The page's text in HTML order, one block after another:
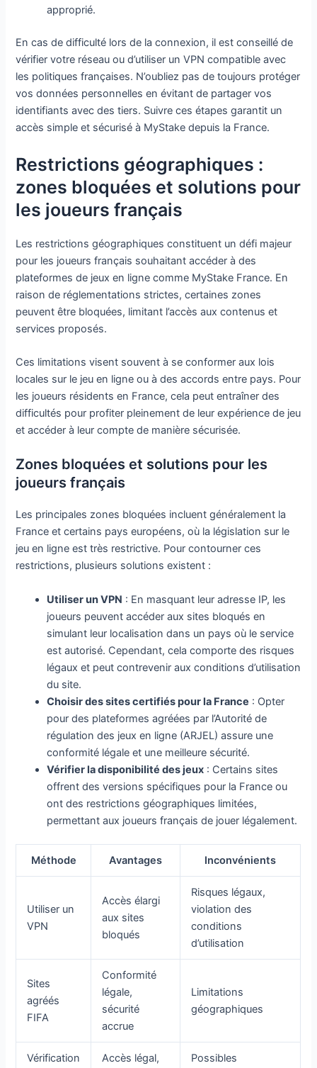
approprié.
En cas de difficulté lors de la connexion, il est conseillé de
vérifier votre réseau ou d’utiliser un VPN compatible avec
les politiques françaises. N’oubliez pas de toujours protéger
vos données personnelles en évitant de partager vos
identifiants avec des tiers. Suivre ces étapes garantit un
accès simple et sécurisé à MyStake depuis la France.
Restrictions géographiques :
zones bloquées et solutions pour
les joueurs français
Les restrictions géographiques constituent un défi majeur
pour les joueurs français souhaitant accéder à des
plateformes de jeux en ligne comme MyStake France. En
raison de réglementations strictes, certaines zones
peuvent être bloquées, limitant l’accès aux contenus et
services proposés.
Ces limitations visent souvent à se conformer aux lois
locales sur le jeu en ligne ou à des accords entre pays. Pour
les joueurs résidents en France, cela peut entraîner des
difficultés pour profiter pleinement de leur expérience de jeu
et accéder à leur compte de manière sécurisée.
Zones bloquées et solutions pour les
joueurs français
Les principales zones bloquées incluent généralement la
France et certains pays européens, où la législation sur le
jeu en ligne est très restrictive. Pour contourner ces
restrictions, plusieurs solutions existent :
Utiliser un VPN : En masquant leur adresse IP, les
joueurs peuvent accéder aux sites bloqués en
simulant leur localisation dans un pays où le service
est autorisé. Cependant, cela comporte des risques
légaux et peut contrevenir aux conditions d’utilisation
du site.
Choisir des sites certifiés pour la France : Opter
pour des plateformes agréées par l’Autorité de
régulation des jeux en ligne (ARJEL) assure une
conformité légale et une meilleure sécurité.
Vérifier la disponibilité des jeux : Certains sites
offrent des versions spécifiques pour la France ou
ont des restrictions géographiques limitées,
permettant aux joueurs français de jouer légalement.
Méthode Avantages Inconvénients
Utiliser un
VPN
Accès élargi
aux sites
bloqués
Risques légaux,
violation des
conditions
d’utilisation
Sites
agréés
FIFA
Conformité
légale,
sécurité
accrue
Limitations
géographiques
Vérification
Accès légal,
Possibles